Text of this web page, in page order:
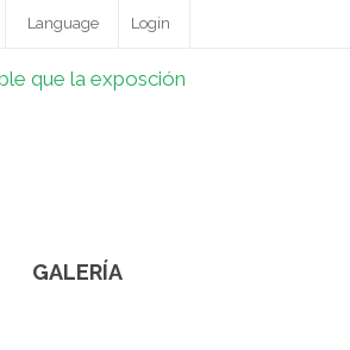
Login
Language
GALERÍA